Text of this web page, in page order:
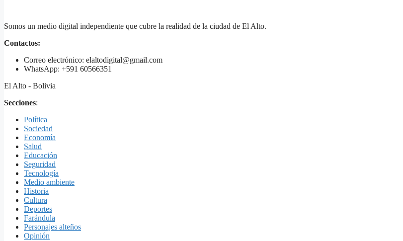
Somos un medio digital independiente que cubre la realidad de la ciudad de El Alto.
Contactos:
Correo electrónico: elaltodigital@gmail.com
WhatsApp: +591 60566351
El Alto - Bolivia
Secciones:
Política
Sociedad
Economía
Salud
Educación
Seguridad
Tecnología
Medio ambiente
Historia
Cultura
Deportes
Farándula
Personajes alteños
Opinión